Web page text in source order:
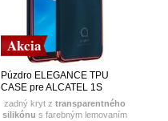
Akcia
Púzdro ELEGANCE TPU
CASE pre ALCATEL 1S
(2020) - červené
zadný kryt z transparentného
silikónu s farebným lemovaním